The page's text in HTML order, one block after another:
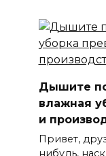
Дышите
влажная
и
Привет,
нибудь,